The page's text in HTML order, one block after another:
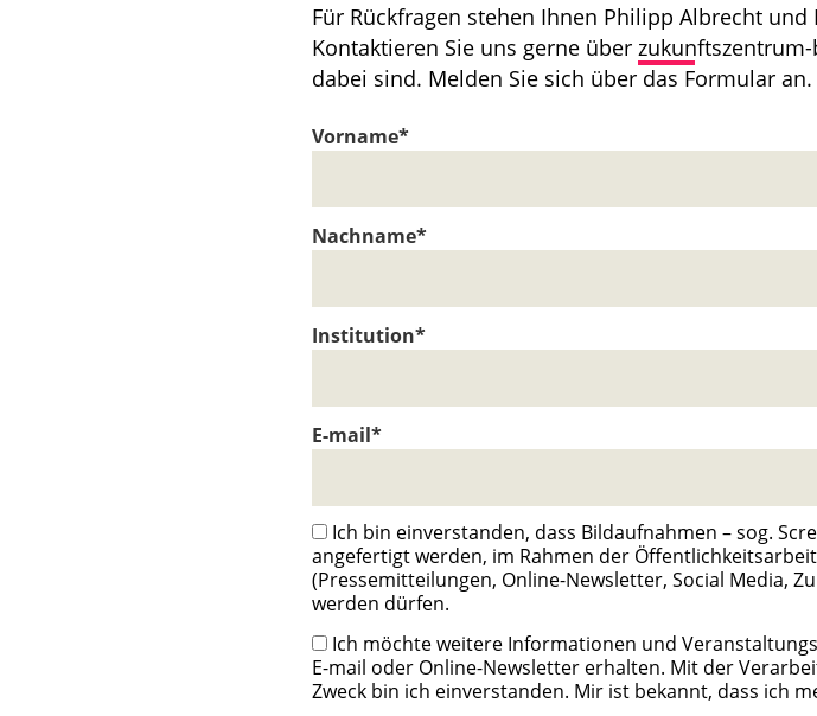
Für Rückfragen stehen Ihnen Philipp Albrecht
Kontaktieren Sie uns gerne über
dabei sind. Melden Sie sich über das Formular an.
Vorname*
Nachname*
Institution*
E-mail*
Ich bin einverstanden, dass Bildaufnahmen – sog.
angefertigt werden, im Rahmen der
(Pressemitteilungen, Online-Newsletter, Social Media,
werden dürfen.
Ich möchte weitere Informationen und
E-mail oder Online-Newsletter erhalten. Mit der
Zweck bin ich einverstanden. Mir ist bekannt, dass ich